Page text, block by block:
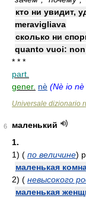
кто ни увидит,
meravigliava
сколько ни
quanto vuoi:
* * *
part.
gener. nè (Nè io
Universale dizionario
6
маленький
1.
1) ( по величине)
маленькая
2) ( невысокого
маленькая